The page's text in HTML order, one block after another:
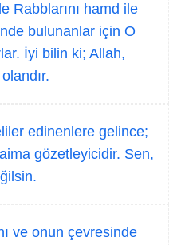
Rabblarını hamd ile
bulunanlar için O
İyi bilin ki; Allah,
edinenlere gelince;
gözetleyicidir. Sen,
ve onun çevresinde